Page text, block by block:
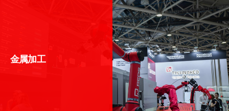
金属加工
谢谢
我们尽快联系您